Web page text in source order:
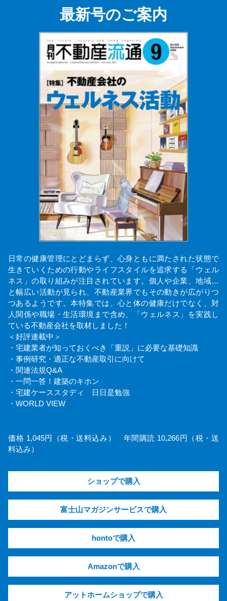
最新号のご案内
日常の健康管理にとどまらず、心身ともに満たされた状態で
生きていくための行動やライフスタイルを追求する「ウェル
ネス」の取り組みが注目されています。個人や企業、地域…
と幅広い活動が見られ、不動産業界でもその動きが広がりつ
つあるようです。本特集では、心と体の健康だけでなく、対
人関係や職場・生活環境まで含め、「ウェルネス」を実践し
ている不動産会社を取材しました！
＜好評連載中＞
・宅建業者が知っておくべき「重説」に必要な基礎知識
・事例研究・適正な不動産取引に向けて
・関連法規Q&A
・一問一答！建築のキホン
・宅建ケーススタディ 日日是勉強
・WORLD VIEW
価格 1,045円（税・送料込み） 年間購読 10,266円（税・送
料込み）
ショップで購入
富士山マガジンサービスで購入
hontoで購入
Amazonで購入
アットホームショップで購入